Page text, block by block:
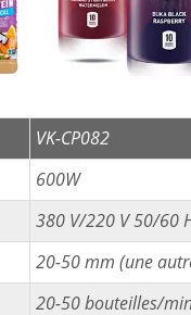
VK-CP082
600W
380 V/220 V 50/60
20-50 mm (une
20-50 bouteilles/